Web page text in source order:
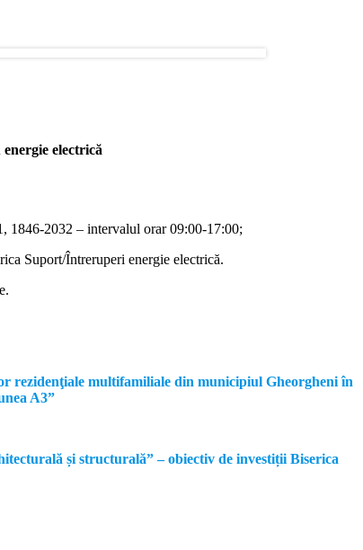
electrică
1846-2032 – intervalul orar 09:00-17:00;
Suport/Întreruperi energie electrică.
rezidenţiale multifamiliale din municipiul Gheorgheni în
A3”
și structurală” – obiectiv de investiții Biserica